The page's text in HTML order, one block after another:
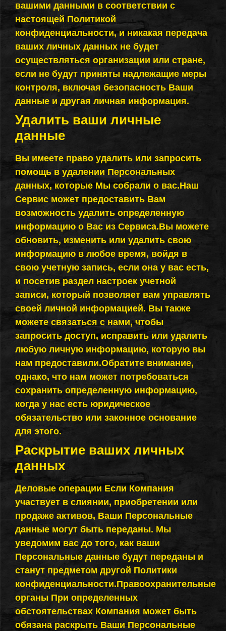
вашими данными в соответствии с
настоящей Политикой
конфиденциальности, и никакая передача
ваших личных данных не будет
осуществляться организации или стране,
если не будут приняты надлежащие меры
контроля, включая безопасность Ваши
данные и другая личная информация.
Удалить ваши личные
данные
Вы имеете право удалить или запросить
помощь в удалении Персональных
данных, которые Мы собрали о вас.Наш
Сервис может предоставить Вам
возможность удалить определенную
информацию о Вас из Сервиса.Вы можете
обновить, изменить или удалить свою
информацию в любое время, войдя в
свою учетную запись, если она у вас есть,
и посетив раздел настроек учетной
записи, который позволяет вам управлять
своей личной информацией. Вы также
можете связаться с нами, чтобы
запросить доступ, исправить или удалить
любую личную информацию, которую вы
нам предоставили.Обратите внимание,
однако, что нам может потребоваться
сохранить определенную информацию,
когда у нас есть юридическое
обязательство или законное основание
для этого.
Раскрытие ваших личных
данных
Деловые операции Если Компания
участвует в слиянии, приобретении или
продаже активов, Ваши Персональные
данные могут быть переданы. Мы
уведомим вас до того, как ваши
Персональные данные будут переданы и
станут предметом другой Политики
конфиденциальности.Правоохранительные
органы При определенных
обстоятельствах Компания может быть
обязана раскрыть Ваши Персональные